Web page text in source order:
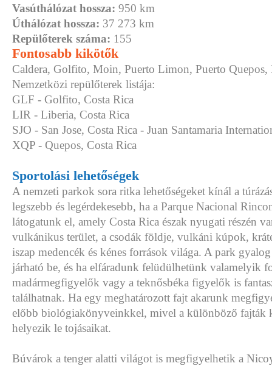
Vasúthálózat hossza: 950 km
Úthálózat hossza: 37 273 km
Repülőterek száma: 155
Fontosabb kikötők
Caldera, Golfito, Moin, Puerto Limon, Puerto Quepos,
Nemzetközi repülőterek listája:
GLF - Golfito, Costa Rica
LIR - Liberia, Costa Rica
SJO - San Jose, Costa Rica - Juan Santamaria
XQP - Quepos, Costa Rica
Sportolási lehetőségek
A nemzeti parkok sora ritka lehetőségeket kínál a
legszebb és legérdekesebb, ha a Parque Nacional
látogatunk el, amely Costa Rica észak nyugati részén
vulkánikus terület, a csodák földje, vulkáni kúpok,
iszap medencék és kénes források világa. A park
járható be, és ha elfáradunk felüdülhetünk valamelyik
madármegfigyelők vagy a teknősbéka figyelők is
találhatnak. Ha egy meghatározott fajt akarunk
előbb biológiakönyveinkkel, mivel a különböző fajták
helyezik le tojásaikat.
Búvárok a tenger alatti világot is megfigyelhetik a